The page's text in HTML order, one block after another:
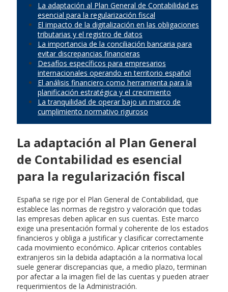
La adaptación al Plan General de Contabilidad es
esencial para la regularización fiscal
El impacto de la digitalización en las obligaciones
tributarias y el registro de datos
La importancia de la conciliación bancaria para
evitar discrepancias financieras
Desafíos específicos para empresarios
internacionales operando en territorio español
El análisis financiero como herramienta para la
planificación estratégica y el crecimiento
La tranquilidad de operar bajo un marco de
cumplimiento normativo riguroso
La adaptación al Plan General
de Contabilidad es esencial
para la regularización fiscal
España se rige por el Plan General de Contabilidad, que
establece las normas de registro y valoración que todas
las empresas deben aplicar en sus cuentas. Este marco
exige una presentación formal y coherente de los estados
financieros y obliga a justificar y clasificar correctamente
cada movimiento económico. Aplicar criterios contables
extranjeros sin la debida adaptación a la normativa local
suele generar discrepancias que, a medio plazo, terminan
por afectar a la imagen fiel de las cuentas y pueden atraer
requerimientos de la Administración.